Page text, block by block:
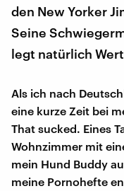
den New Yorker
Seine
legt natürlich
Als ich nach
eine kurze Zeit bei
That sucked. Eines
Wohnzimmer mit
mein Hund Buddy
meine Pornohefte